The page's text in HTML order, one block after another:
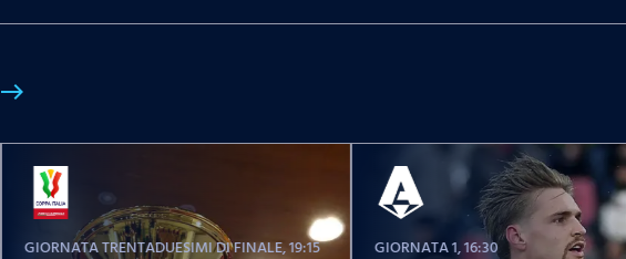
east
GIORNATA TRENTADUESIMI DI FINALE, 19:15
GIORNATA 1, 16:30